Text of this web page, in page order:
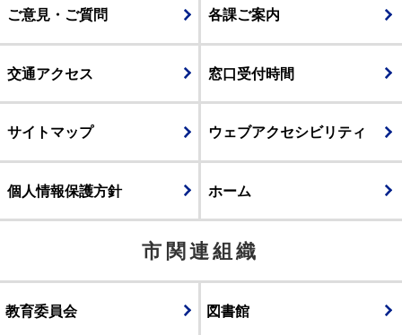
ご意見・ご質問 各課ご案内
交通アクセス 窓口受付時間
サイトマップ ウェブアクセシビリティ
個人情報保護方針 ホーム
市関連組織
教育委員会 図書館